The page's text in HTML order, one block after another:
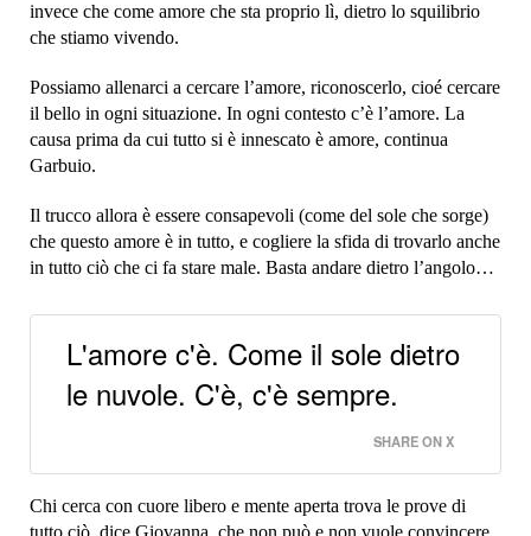
invece che come amore che sta proprio lì, dietro lo squilibrio
che stiamo vivendo.
Possiamo allenarci a cercare l’amore, riconoscerlo, cioé cercare
il bello in ogni situazione. In ogni contesto c’è l’amore. La
causa prima da cui tutto si è innescato è amore, continua
Garbuio.
Il trucco allora è essere consapevoli (come del sole che sorge)
che questo amore è in tutto, e cogliere la sfida di trovarlo anche
in tutto ciò che ci fa stare male. Basta andare dietro l’angolo…
L'amore c'è. Come il sole dietro
le nuvole. C'è, c'è sempre.
SHARE ON X
Chi cerca con cuore libero e mente aperta trova le prove di
tutto ciò, dice Giovanna, che non può e non vuole convincere